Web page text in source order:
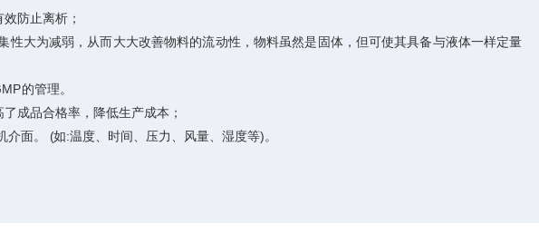
防止离析；
大为减弱，从而大大改善物料的流动性，物料虽然是固体，但可使其具备与液体一样定量
的管理。
成品合格率，降低生产成本；
面。 (如:温度、时间、压力、风量、湿度等)。